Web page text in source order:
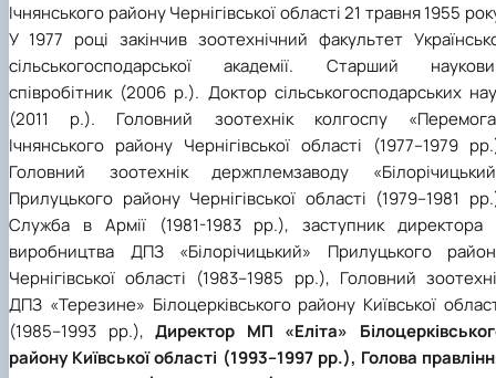
Ічнянського району Чернігівської області 21 травня 1955
У 1977 році закінчив зоотехнічний факультет
сільськогосподарської академії. Старший
співробітник (2006 р.). Доктор сільськогосподарських
(2011 р.). Головний зоотехнік колгоспу
Ічнянського району Чернігівської області (1977–1979
Головний зоотехнік держплемзаводу
Прилуцького району Чернігівської області (1979–1981
Служба в Армії (1981-1983 рр.), заступник директора
виробництва ДПЗ «Білорічицький» Прилуцького
Чернігівської області (1983–1985 рр.), Головний
ДПЗ «Терезине» Білоцерківського району Київської
(1985–1993 рр.),Директор МП «Еліта»
району Київської області (1993–1997 рр.), Голова